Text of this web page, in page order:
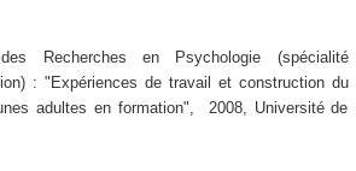
Recherches en Psychologie (spécialité
: "Expériences de travail et construction du
adultes en formation", 2008, Université de